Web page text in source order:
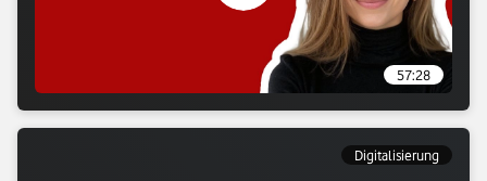
57:28
Digitalisierung